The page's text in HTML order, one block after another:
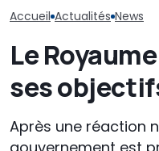
Accueil Actualités News
Le
ses
Après une réaction